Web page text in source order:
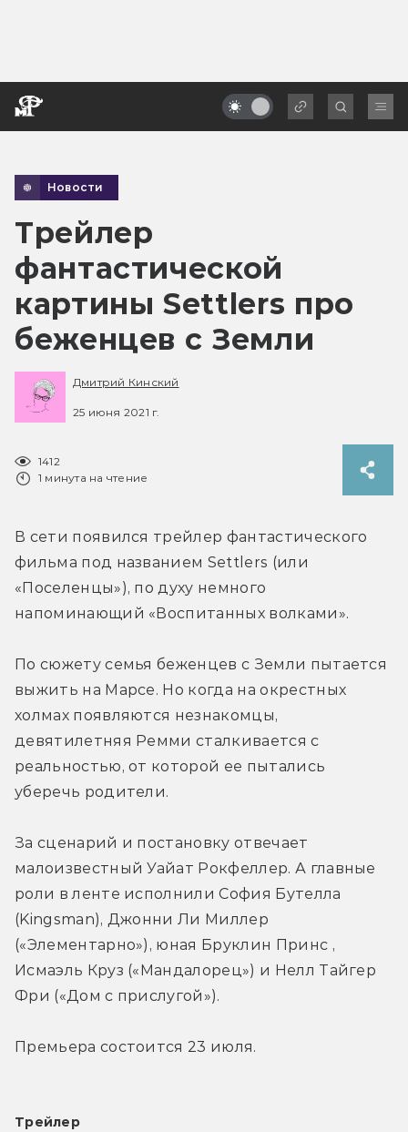
Новости
Трейлер
фантастической
картины Settlers про
беженцев с Земли
Дмитрий Кинский
25 июня 2021 г.
1412
1 минута на чтение
В сети появился трейлер фантастического
фильма под названием Settlers (или
«Поселенцы»), по духу немного
напоминающий «Воспитанных волками».
По сюжету семья беженцев с Земли пытается
выжить на Марсе. Но когда на окрестных
холмах появляются незнакомцы,
девятилетняя Ремми сталкивается с
реальностью, от которой ее пытались
уберечь родители.
За сценарий и постановку отвечает
малоизвестный Уайат Рокфеллер. А главные
роли в ленте исполнили София Бутелла
(Kingsman), Джонни Ли Миллер
(«Элементарно»), юная Бруклин Принс ,
Исмаэль Круз («Мандалорец») и Нелл Тайгер
Фри («Дом с прислугой»).
Премьера состоится 23 июля.
Трейлер